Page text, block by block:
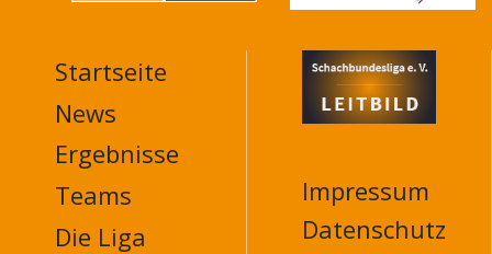
MAIN
NAVIGATION
FOOTER
Startseite
News
Ergebnisse
Teams
Die Liga
Impressum
Datenschutz